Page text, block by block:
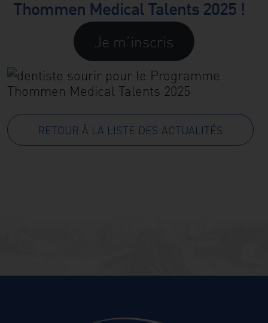
Thommen Medical Talents 2025 !
Je m’inscris
RETOUR À LA LISTE DES ACTUALITÉS